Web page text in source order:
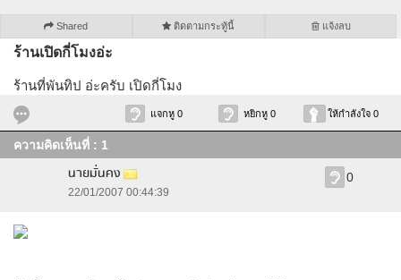
Shared ติดตามกระทู้นี้ แจ้งลบ
ร้านเปิดกี่โมงอ่ะ
ร้านที่พันทิป อ่ะครับ เปิดกี่โมง
แจกหู 0 หยิกหู 0 ให้กำลังใจ 0
ความคิดเห็นที่ : 1
นายมั่นคง
22/01/2007 00:44:39
0